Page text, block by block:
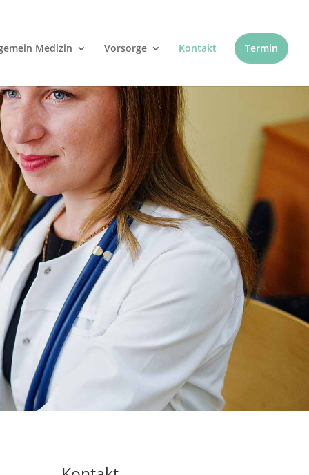
Medizin Vorsorge Kontakt Termin